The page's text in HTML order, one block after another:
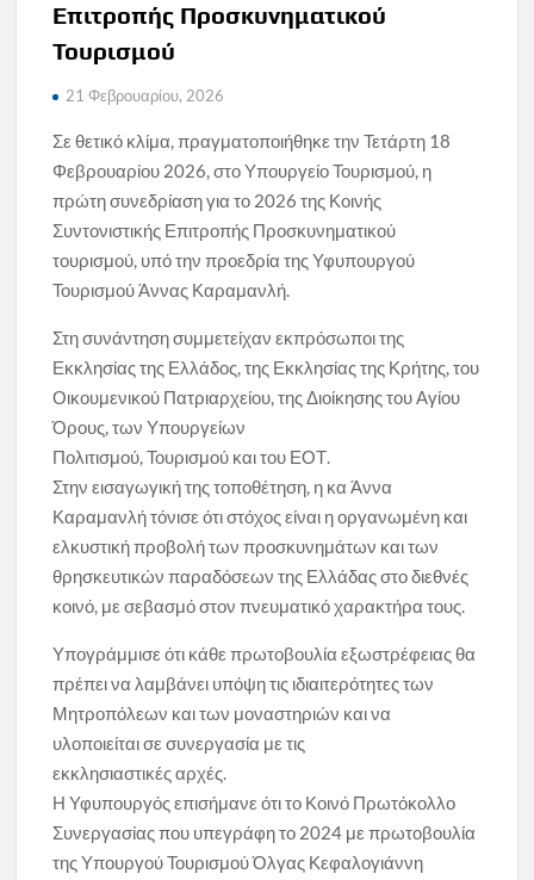
Επιτροπής Προσκυνηματικού
Τουρισμού
21 Φεβρουαρίου, 2026
Σε θετικό κλίμα, πραγματοποιήθηκε την Τετάρτη 18
Φεβρουαρίου 2026, στο Υπουργείο Τουρισμού, η
πρώτη συνεδρίαση για το 2026 της Κοινής
Συντονιστικής Επιτροπής Προσκυνηματικού
τουρισμού, υπό την προεδρία της Υφυπουργού
Τουρισμού Άννας Καραμανλή.
Στη συνάντηση συμμετείχαν εκπρόσωποι της
Εκκλησίας της Ελλάδος, της Εκκλησίας της Κρήτης, του
Οικουμενικού Πατριαρχείου, της Διοίκησης του Αγίου
Όρους, των Υπουργείων
Πολιτισμού, Τουρισμού και του ΕΟΤ.
Στην εισαγωγική της τοποθέτηση, η κα Άννα
Καραμανλή τόνισε ότι στόχος είναι η οργανωμένη και
ελκυστική προβολή των προσκυνημάτων και των
θρησκευτικών παραδόσεων της Ελλάδας στο διεθνές
κοινό, με σεβασμό στον πνευματικό χαρακτήρα τους.
Υπογράμμισε ότι κάθε πρωτοβουλία εξωστρέφειας θα
πρέπει να λαμβάνει υπόψη τις ιδιαιτερότητες των
Μητροπόλεων και των μοναστηριών και να
υλοποιείται σε συνεργασία με τις
εκκλησιαστικές αρχές.
Η Υφυπουργός επισήμανε ότι το Κοινό Πρωτόκολλο
Συνεργασίας που υπεγράφη το 2024 με πρωτοβουλία
της Υπουργού Τουρισμού Όλγας Κεφαλογιάννη